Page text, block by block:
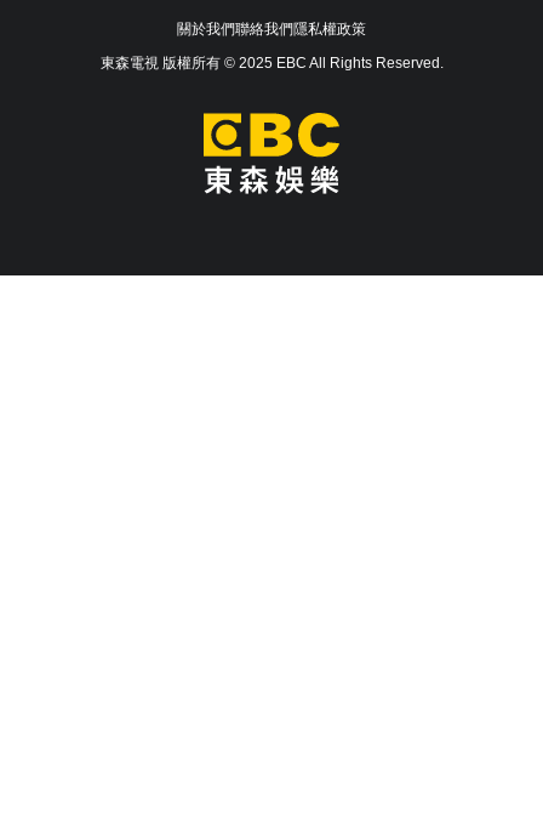
關於我們聯絡我們隱私權政策
東森電視 版權所有 © 2025 EBC All Rights Reserved.